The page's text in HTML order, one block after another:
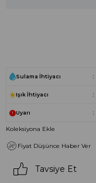
Sulama İhtiyacı
Işık İhtiyacı
Uyarı
Koleksiyona Ekle
Fiyat Düşünce Haber Ver
Tavsiye Et